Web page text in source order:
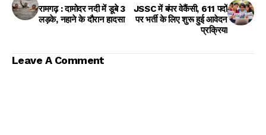
रामगढ़ : दामोदर नदी में डूबे 3
लड़के, नहाने के दौरान हादसा
JSSC में बंपर वेकैंसी, 611 पदों
पर भर्ती के लिए शुरू हुई आवेदन
प्रक्रिया
Leave A Comment